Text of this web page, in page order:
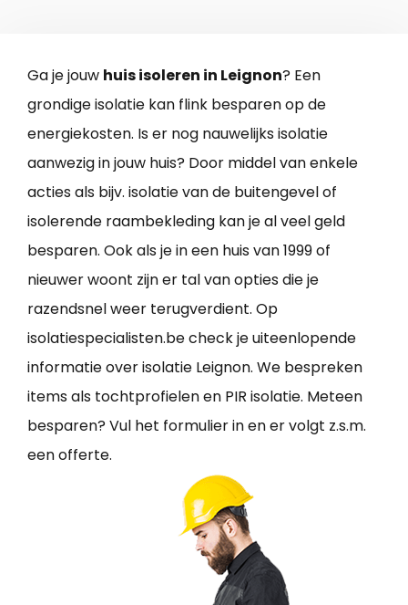
Ga je jouw huis isoleren in Leignon? Een
grondige isolatie kan flink besparen op de
energiekosten. Is er nog nauwelijks isolatie
aanwezig in jouw huis? Door middel van enkele
acties als bijv. isolatie van de buitengevel of
isolerende raambekleding kan je al veel geld
besparen. Ook als je in een huis van 1999 of
nieuwer woont zijn er tal van opties die je
razendsnel weer terugverdient. Op
isolatiespecialisten.be check je uiteenlopende
informatie over isolatie Leignon. We bespreken
items als tochtprofielen en PIR isolatie. Meteen
besparen? Vul het formulier in en er volgt z.s.m.
een offerte.